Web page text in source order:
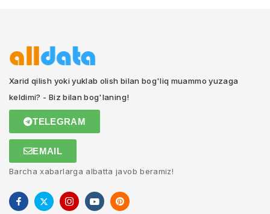
Xarid qilish yoki yuklab olish bilan bog'liq muammo yuzaga
keldimi? - Biz bilan bog'laning!
TELEGRAM
EMAIL
Barcha xabarlarga albatta javob beramiz!